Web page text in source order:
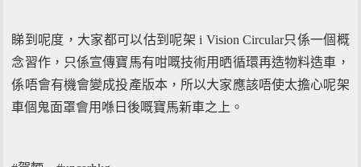
睇到呢度，大家都可以估到呢架 i Vision Circular只係一個概
念習作，只係宣傳寶馬有咁嘅技術用晒循環再造物料造車，
係唔會有機會變成投產版本，所以大家應該唔使太擔心呢架
車個鬼面罩會用喺日後嘅寶馬新車之上。